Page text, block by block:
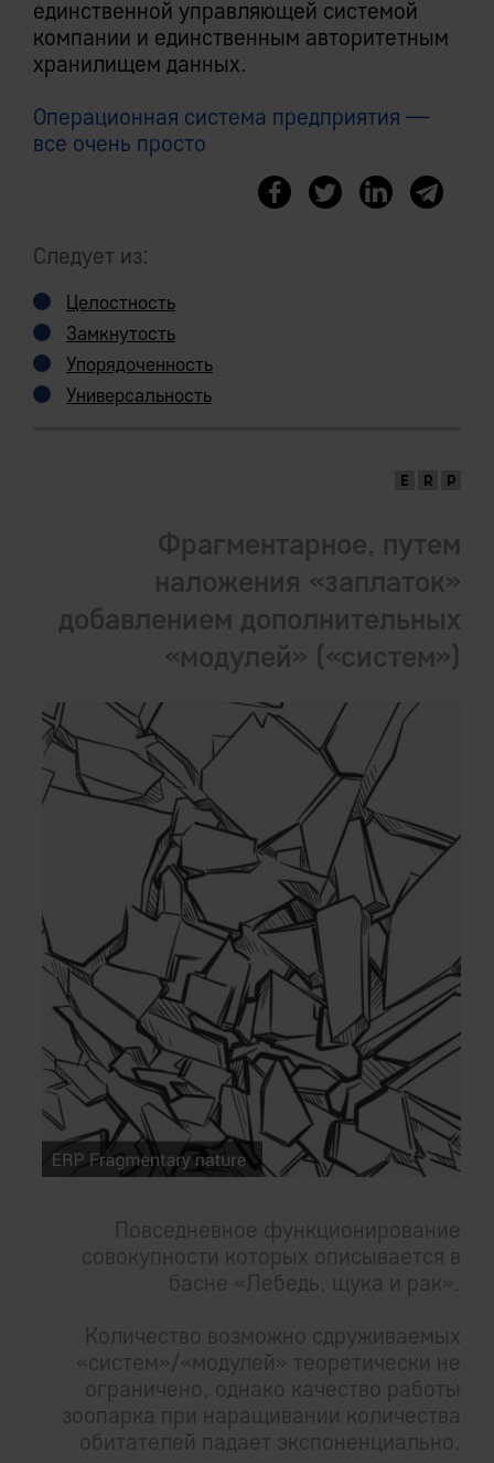
единственной управляющей системой
компании и единственным авторитетным
хранилищем данных.
Операционная система предприятия —
все очень просто
Следует из:
Целостность
Замкнутость
Упорядоченность
Универсальность
Фрагментарное, путем
наложения «заплаток»
добавлением дополнительных
«модулей» («систем»)
Повседневное функционирование
совокупности которых описывается в
басне «Лебедь, щука и рак».
Количество возможно сдруживаемых
«систем»/«модулей» теоретически не
ограничено, однако качество работы
зоопарка при наращивании количества
обитателей падает экспоненциально.